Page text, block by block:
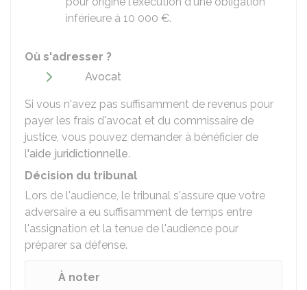
inférieure à 10 000 €.
Où s'adresser ?
Avocat
Si vous n'avez pas suffisamment de revenus pour
payer les frais d'avocat et du commissaire de
justice, vous pouvez demander à bénéficier de
l'aide juridictionnelle.
Décision du tribunal
Lors de l'audience, le tribunal s'assure que votre
adversaire a eu suffisamment de temps entre
l'assignation et la tenue de l'audience pour
préparer sa défense.
À noter